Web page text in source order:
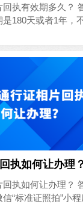
执有效期多久？
180天或者1年，
执如何让办理？
执如何让办理？
“标准证照拍”小